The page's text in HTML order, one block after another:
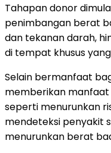
Tahapan donor
penimbangan berat
dan tekanan darah,
di tempat khusus
Selain bermanfaat
memberikan
seperti menurunkan
mendeteksi penyakit
menurunkan berat